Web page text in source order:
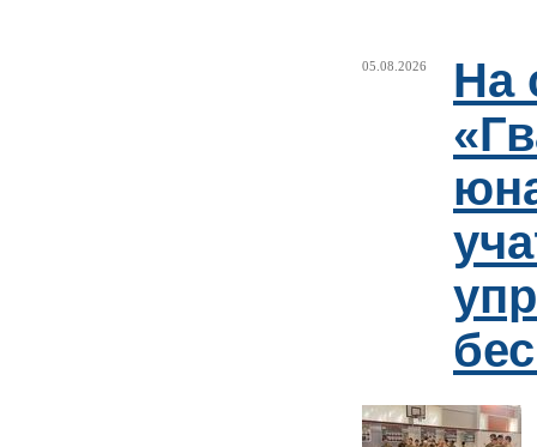
05.08.2026
На